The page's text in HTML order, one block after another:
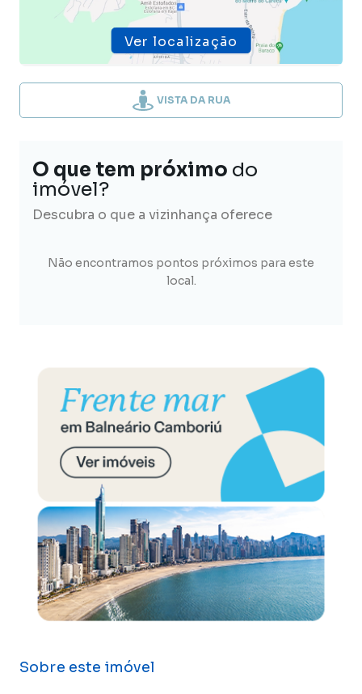
Ver localização
VISTA DA RUA
O que tem próximo do
imóvel?
Descubra o que a vizinhança oferece
Não encontramos pontos próximos para este
local.
Sobre este imóvel